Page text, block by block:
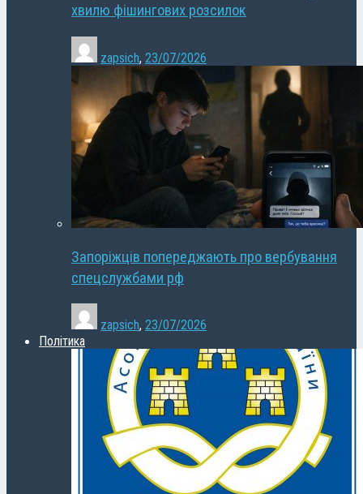
хвилю фішингових розсилок
zapsich, 23/07/2026
Запоріжців попереджають про вербування
спецслужбами рф
zapsich, 23/07/2026
Політика